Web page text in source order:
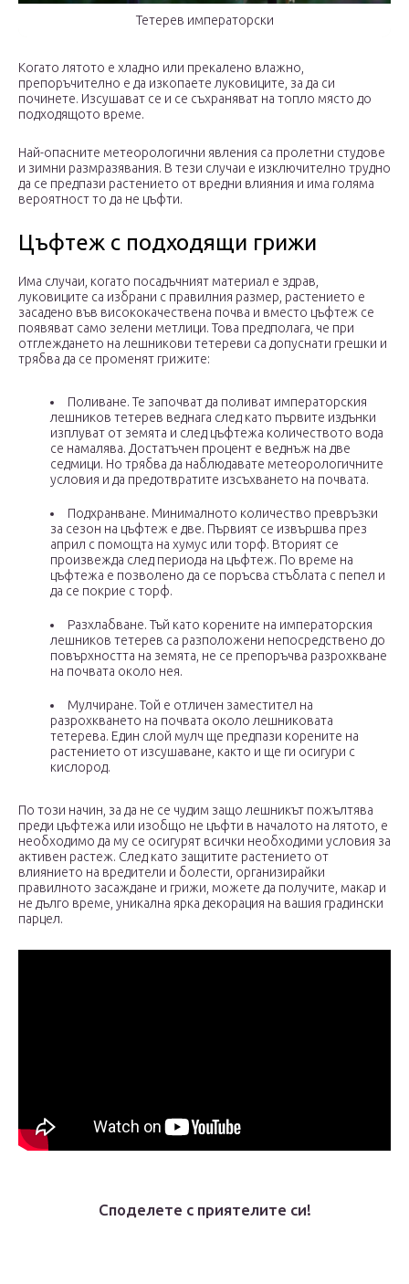
Тетерев императорски
Когато лятото е хладно или прекалено влажно,
препоръчително е да изкопаете луковиците, за да си
починете. Изсушават се и се съхраняват на топло място до
подходящото време.
Най-опасните метеорологични явления са пролетни студове
и зимни размразявания. В тези случаи е изключително трудно
да се предпази растението от вредни влияния и има голяма
вероятност то да не цъфти.
Цъфтеж с подходящи грижи
Има случаи, когато посадъчният материал е здрав,
луковиците са избрани с правилния размер, растението е
засадено във висококачествена почва и вместо цъфтеж се
появяват само зелени метлици. Това предполага, че при
отглеждането на лешникови тетереви са допуснати грешки и
трябва да се променят грижите:
Поливане. Те започват да поливат императорския
лешников тетерев веднага след като първите издънки
изплуват от земята и след цъфтежа количеството вода
се намалява. Достатъчен процент е веднъж на две
седмици. Но трябва да наблюдавате метеорологичните
условия и да предотвратите изсъхването на почвата.
Подхранване. Минималното количество превръзки
за сезон на цъфтеж е две. Първият се извършва през
април с помощта на хумус или торф. Вторият се
произвежда след периода на цъфтеж. По време на
цъфтежа е позволено да се поръсва стъблата с пепел и
да се покрие с торф.
Разхлабване. Тъй като корените на императорския
лешников тетерев са разположени непосредствено до
повърхността на земята, не се препоръчва разрохкване
на почвата около нея.
Мулчиране. Той е отличен заместител на
разрохкването на почвата около лешниковата
тетерева. Един слой мулч ще предпази корените на
растението от изсушаване, както и ще ги осигури с
кислород.
По този начин, за да не се чудим защо лешникът пожълтява
преди цъфтежа или изобщо не цъфти в началото на лятото, е
необходимо да му се осигурят всички необходими условия за
активен растеж. След като защитите растението от
влиянието на вредители и болести, организирайки
правилното засаждане и грижи, можете да получите, макар и
не дълго време, уникална ярка декорация на вашия градински
парцел.
Споделете с приятелите си!